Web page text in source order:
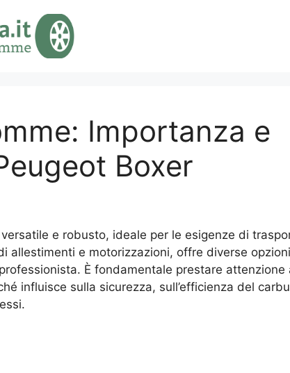
Importanza e
Boxer
e robusto, ideale per le esigenze di
allestimenti e motorizzazioni, offre diverse
È fondamentale prestare attenzione
influisce sulla sicurezza, sull’efficienza del